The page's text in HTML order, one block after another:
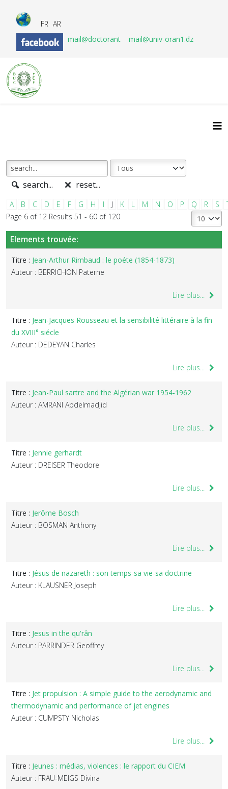
FR AR
mail@doctorant
mail@univ-oran1.dz
search... reset...
A B C D E F G H I J K L M N O P Q R S
Page 6 of 12 Results 51 - 60 of 120
Elements trouvée:
Titre : Jean-Arthur Rimbaud : le poéte (1854-1873)
Auteur : BERRICHON Paterne
Lire plus...
Titre : Jean-Jacques Rousseau et la sensibilité littéraire à la fin
du XVIII° siécle
Auteur : DEDEYAN Charles
Lire plus...
Titre : Jean-Paul sartre and the Algérian war 1954-1962
Auteur : AMRANI Abdelmadjid
Lire plus...
Titre : Jennie gerhardt
Auteur : DREISER Theodore
Lire plus...
Titre : Jerôme Bosch
Auteur : BOSMAN Anthony
Lire plus...
Titre : Jésus de nazareth : son temps-sa vie-sa doctrine
Auteur : KLAUSNER Joseph
Lire plus...
Titre : Jesus in the qu'rân
Auteur : PARRINDER Geoffrey
Lire plus...
Titre : Jet propulsion : A simple guide to the aerodynamic and
thermodynamic and performance of jet engines
Auteur : CUMPSTY Nicholas
Lire plus...
Titre : Jeunes : médias, violences : le rapport du CIEM
Auteur : FRAU-MEIGS Divina